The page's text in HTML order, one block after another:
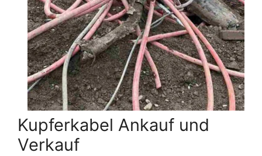
Kupferkabel Ankauf und
Verkauf